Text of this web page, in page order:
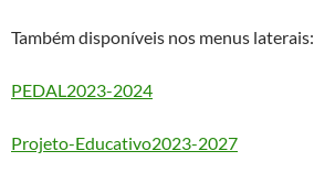
Também disponíveis nos menus laterais:
PEDAL2023-2024
Projeto-Educativo2023-2027